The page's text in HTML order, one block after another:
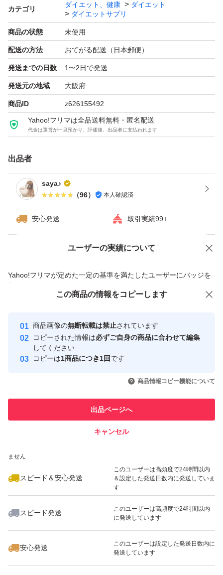
10」、代謝や栄養バランスを支える「ビタミンB1」「ビ
タミンB2」「ビタミンB6」「ビタミンB12」を配合して
います。さらに、食生活のバランスを考えた「サラシアエ
キス」、栄養補給をサポートする「ナイアシン」「パント
テン酸」「葉酸」を配合。「ビタミンB群」「ナイアシ
ン」「パントテン酸」「葉酸」は、1日の栄養素等表示基
準値に基づき100％を配合し、毎日の栄養補給をサポート
します。
「お腹の脂肪が気になる方」「健康診断の結果が気になる
方」「BMIが高めの方」「内臓脂肪が気になる方」「皮下
脂肪が気になる方」「年齢による体型の変化が気になる
方」におすすめです。お腹の脂肪・内臓脂肪・皮下脂肪を
して健康習慣にお役立ていただけます。
【内容量】
60粒（1袋、約30日分）
【原材料】
還元麦芽糖水飴(国内製造)、デキストリン、ブラックジン
ジャー抽出物(ブラックジンジャーエキス、デキストリ
アシン、ステアリン酸カルシウム、甘味料(アスパルテー
ム・L-フェニルアラニン化合物)、パントテン酸カルシウ
ム、ビタミンB2、ビタミンB6、ビタミンB1、葉酸、ビタ
シボドーンEX ダイエット サプリ BMIが高めの方のお腹の
消費しやすくする ブラックジンジャー由来ポリメトキシ
フラボン12mg カルニチン コエンザイムQ10 ビタミンB1
ビタミンB2 ビタミンB6 ビタミンB12 国内GMP製造 機能
性表示食品 新日本ヘルス
カテゴリ
ダイエット、健康
ダイエット
ダイエットサプリ
商品の状態 未使用
配送の方法 おてがる配送（日本郵便）
発送までの日数 1〜2日で発送
発送元の地域 大阪府
商品ID z626155492
Yahoo!フリマは全品送料無料・匿名配送
代金は運営が一旦預かり、評価後、出品者に支払われます
出品者
saya♪
（96） 本人確認済
安心発送 取引実績99+
ユーザーの実績について
Yahoo!フリマが定めた一定の基準を満たしたユーザーにバッジを
付与しています
安心取引出品者
心・安全なユーザーです
取引実績
引を完了させた実績があります
での取引実績があります
ません
スピード＆安心発送
このユーザーは高頻度で24時間以内
＆設定した発送日数内に発送していま
す
スピード発送
このユーザーは高頻度で24時間以内
に発送しています
安心発送
このユーザーは設定した発送日数内に
発送しています
価格の相談 商品への質問
この商品の情報をコピーします
商品画像の無断転載は禁止されています
コピーされた情報は必ずご自身の商品に合わせて編集
してください
コピーは1商品につき1回です
商品情報コピー機能について
出品ページへ
キャンセル
この商品をみている人にオススメ
いいね！
1,159